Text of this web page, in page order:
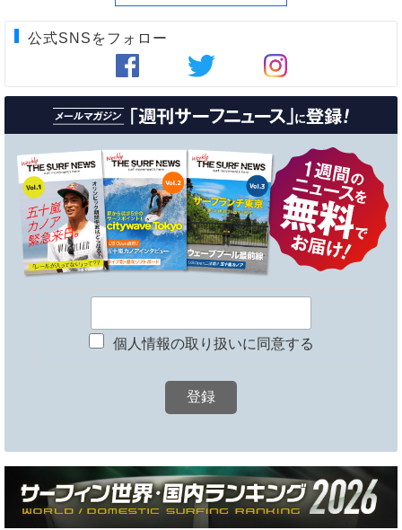
公式SNSをフォロー
個人情報の取り扱いに同意する